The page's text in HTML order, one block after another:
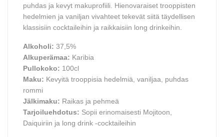
puhdas ja kevyt makuprofiili. Hienovaraiset trooppisten
hedelmien ja vaniljan vivahteet tekevät siitä täydellisen
klassisiin cocktaileihin ja raikkaisiin long drinkeihin.
Alkoholi: 37,5%
Alkuperämaa: Karibia
Pullokoko: 100cl
Maku: Kevyitä trooppisia hedelmiä, vaniljaa, puhdas
rommi
Jälkimaku: Raikas ja pehmeä
Tarjoiluehdotus: Sopii erinomaisesti Mojitoon,
Daiquiriin ja long drink -cocktaileihin